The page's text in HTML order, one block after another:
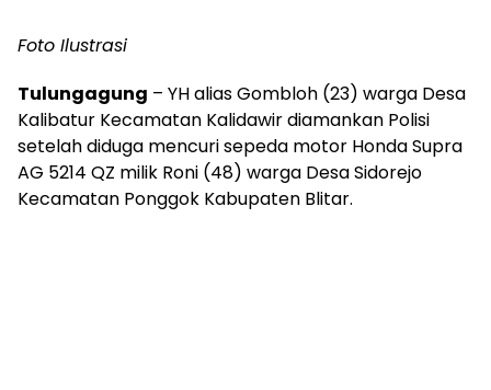
Foto Ilustrasi
Tulungagung – YH alias Gombloh (23) warga Desa
Kalibatur Kecamatan Kalidawir diamankan Polisi
setelah diduga mencuri sepeda motor Honda Supra
AG 5214 QZ milik Roni (48) warga Desa Sidorejo
Kecamatan Ponggok Kabupaten Blitar.